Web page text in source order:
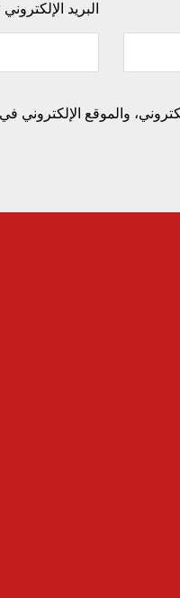
البريد الإلكتروني
والموقع الإلكتروني